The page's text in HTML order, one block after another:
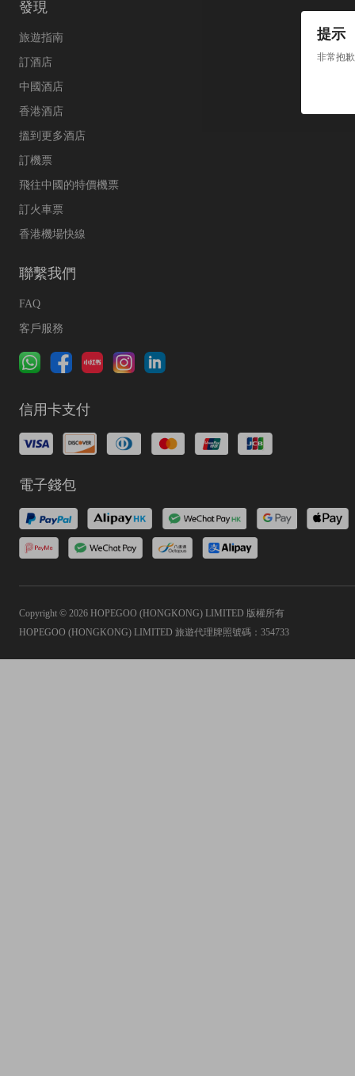
提示
非常抱
發現
旅遊指南
訂酒店
中國酒店
香港酒店
搵到更多酒店
訂機票
飛往中國的特價機票
訂火車票
香港機場快線
聯繫我們
FAQ
客戶服務
信用卡支付
電子錢包
Copyright © 2026 HOPEGOO (HONGKONG) LIMITED 版權所有
HOPEGOO (HONGKONG) LIMITED 旅遊代理牌照號碼：354733